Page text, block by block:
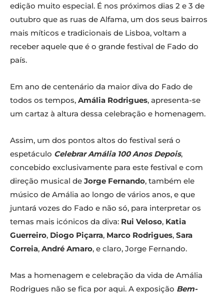
edição muito especial. É nos próximos dias 2 e 3 de
outubro que as ruas de Alfama, um dos seus bairros
mais míticos e tradicionais de Lisboa, voltam a
receber aquele que é o grande festival de Fado do
país.
Em ano de centenário da maior diva do Fado de
todos os tempos, Amália Rodrigues, apresenta-se
um cartaz à altura dessa celebração e homenagem.
Assim, um dos pontos altos do festival será o
espetáculo Celebrar Amália 100 Anos Depois,
concebido exclusivamente para este festival e com
direção musical de Jorge Fernando, também ele
músico de Amália ao longo de vários anos, e que
juntará vozes do Fado e não só, para interpretar os
temas mais icónicos da diva: Rui Veloso, Katia
Guerreiro, Diogo Piçarra, Marco Rodrigues, Sara
Correia, André Amaro, e claro, Jorge Fernando.
Mas a homenagem e celebração da vida de Amália
Rodrigues não se fica por aqui. A exposição Bem-